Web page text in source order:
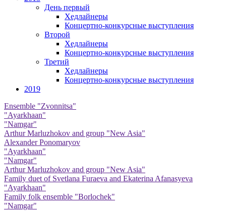
День первый
Хедлайнеры
Концертно-конкурсные выступления
Второй
Хедлайнеры
Концертно-конкурсные выступления
Третий
Хедлайнеры
Концертно-конкурсные выступления
2019
Ensemble "Zvonnitsa"
"Ayarkhaan"
"Namgar"
Arthur Marluzhokov and group "New Asia"
Alexander Ponomaryov
"Ayarkhaan"
"Namgar"
Arthur Marluzhokov and group "New Asia"
Family duet of Svetlana Furaeva and Ekaterina Afanasyeva
"Ayarkhaan"
Family folk ensemble "Borlochek"
"Namgar"